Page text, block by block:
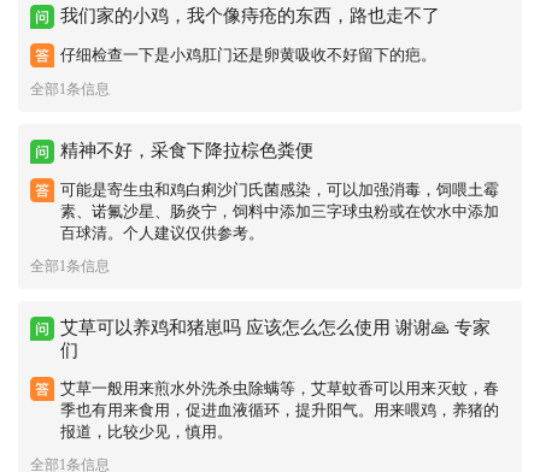
我们家的小鸡，我个像痔疮的东西，路也走不了
仔细检查一下是小鸡肛门还是卵黄吸收不好留下的疤。
全部1条信息
精神不好，采食下降拉棕色粪便
可能是寄生虫和鸡白痢沙门氏菌感染，可以加强消毒，饲喂土霉
素、诺氟沙星、肠炎宁，饲料中添加三字球虫粉或在饮水中添加
百球清。个人建议仅供参考。
全部1条信息
艾草可以养鸡和猪崽吗 应该怎么怎么使用 谢谢🙏 专家
们
艾草一般用来煎水外洗杀虫除螨等，艾草蚊香可以用来灭蚊，春
季也有用来食用，促进血液循环，提升阳气。用来喂鸡，养猪的
报道，比较少见，慎用。
全部1条信息